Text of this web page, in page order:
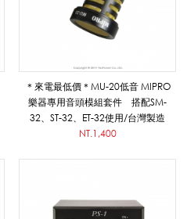
＊來電最低價＊MU-20低音 MIPRO
樂器專用音頭模組套件 搭配SM-
32、ST-32、ET-32使用/台灣製造
NT.1,400